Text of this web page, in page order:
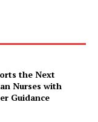
the Next
Nurses with
Guidance